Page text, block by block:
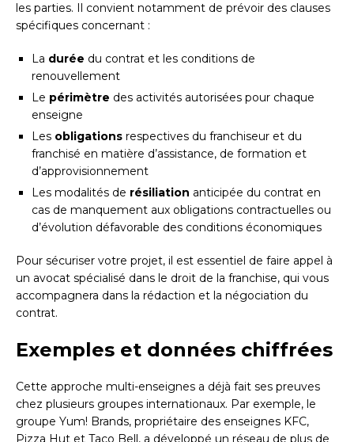
les parties. Il convient notamment de prévoir des clauses
spécifiques concernant :
La durée du contrat et les conditions de
renouvellement
Le périmètre des activités autorisées pour chaque
enseigne
Les obligations respectives du franchiseur et du
franchisé en matière d’assistance, de formation et
d’approvisionnement
Les modalités de résiliation anticipée du contrat en
cas de manquement aux obligations contractuelles ou
d’évolution défavorable des conditions économiques
Pour sécuriser votre projet, il est essentiel de faire appel à
un avocat spécialisé dans le droit de la franchise, qui vous
accompagnera dans la rédaction et la négociation du
contrat.
Exemples et données chiffrées
Cette approche multi-enseignes a déjà fait ses preuves
chez plusieurs groupes internationaux. Par exemple, le
groupe Yum! Brands, propriétaire des enseignes KFC,
Pizza Hut et Taco Bell, a développé un réseau de plus de